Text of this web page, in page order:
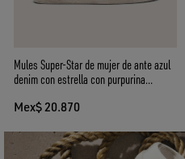
Mules Super-Star de mujer de ante azul
denim con estrella con purpurina
Mex$ 20.870